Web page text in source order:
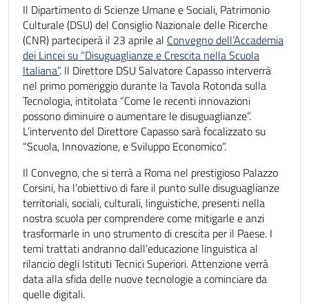
Il Dipartimento di Scienze Umane e Sociali, Patrimonio
Culturale (DSU) del Consiglio Nazionale delle Ricerche
(CNR) parteciperà il 23 aprile al Convegno dell’Accademia
dei Lincei su “Disuguaglianze e Crescita nella Scuola
Italiana”. Il Direttore DSU Salvatore Capasso interverrà
nel primo pomeriggio durante la Tavola Rotonda sulla
Tecnologia, intitolata “Come le recenti innovazioni
possono diminuire o aumentare le disuguaglianze”.
L’intervento del Direttore Capasso sarà focalizzato su
“Scuola, Innovazione, e Sviluppo Economico”.
Il Convegno, che si terrà a Roma nel prestigioso Palazzo
Corsini, ha l’obiettivo di fare il punto sulle disuguaglianze
territoriali, sociali, culturali, linguistiche, presenti nella
nostra scuola per comprendere come mitigarle e anzi
trasformarle in uno strumento di crescita per il Paese. I
temi trattati andranno dall’educazione linguistica al
rilancio degli Istituti Tecnici Superiori. Attenzione verrà
data alla sfida delle nuove tecnologie a cominciare da
quelle digitali.